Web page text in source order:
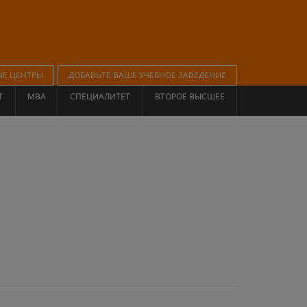
ЦЕНТРЫ
ДОБАВЬТЕ ВАШЕ УЧЕБНОЕ ЗАВЕДЕНИЕ
MBA СПЕЦИАЛИТЕТ ВТОРОЕ ВЫСШЕЕ